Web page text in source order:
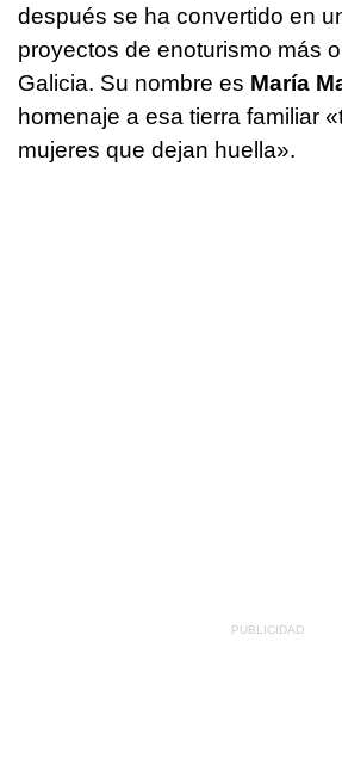
después se ha convertido en
proyectos de enoturismo más
Galicia. Su nombre es María
homenaje a esa tierra familiar
mujeres que dejan huella».